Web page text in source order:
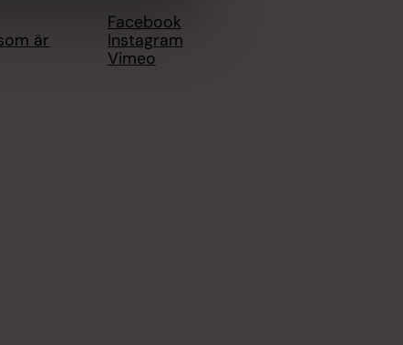
är
Facebook
Instagram
Vimeo